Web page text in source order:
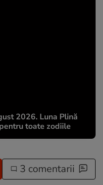
2026. Luna Plină
toate zodiile
3 comentarii